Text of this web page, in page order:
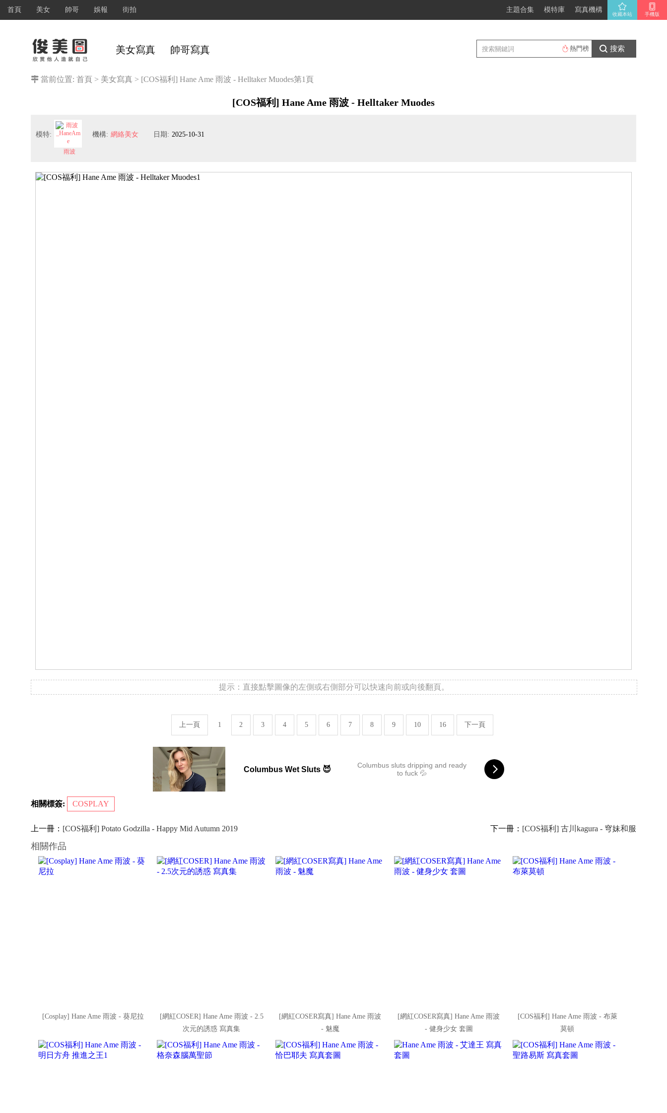
首頁 美女 帥哥 娛報 街拍
手機版
主題合集 模特庫 寫真機構
收藏本站
美女寫真 帥哥寫真 搜索
熱門榜
當前位置: 首頁 > 美女寫真 > [COS福利] Hane Ame 雨波 - Helltaker Muodes第1頁
[COS福利] Hane Ame 雨波 - Helltaker Muodes
模特:
雨波
機構: 網絡美女 日期: 2025-10-31
提示：直接點擊圖像的左側或右側部分可以快速向前或向後翻頁。
上一頁 1 2 3 4 5 6 7 8 9 10 16 下一頁
Columbus Wet Sluts 😈
Columbus sluts dripping and ready
to fuck 💦
相關標簽: COSPLAY
上一冊： [COS福利] Potato Godzilla - Happy Mid Autumn 2019 下一冊： [COS福利] 古川kagura - 穹妹和服
相關作品
[Cosplay] Hane Ame 雨波 - 葵尼拉
[網紅COSER] Hane Ame 雨波 - 2.5
次元的誘惑 寫真集
[網紅COSER寫真] Hane Ame 雨波
- 魅魔
[網紅COSER寫真] Hane Ame 雨波
- 健身少女 套圖
[COS福利] Hane Ame 雨波 - 布萊
莫頓